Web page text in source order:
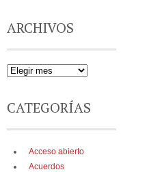
ARCHIVOS
CATEGORÍAS
Acceso abierto
Acuerdos